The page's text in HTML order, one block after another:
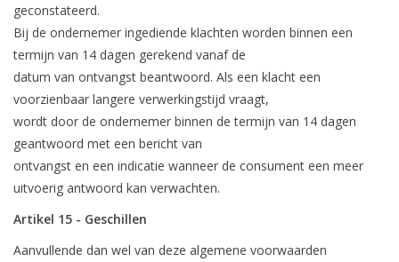
geconstateerd.
Bij de ondernemer ingediende klachten worden binnen een
termijn van 14 dagen gerekend vanaf de
datum van ontvangst beantwoord. Als een klacht een
voorzienbaar langere verwerkingstijd vraagt,
wordt door de ondernemer binnen de termijn van 14 dagen
geantwoord met een bericht van
ontvangst en een indicatie wanneer de consument een meer
uitvoerig antwoord kan verwachten.
Artikel 15 - Geschillen
Aanvullende dan wel van deze algemene voorwaarden